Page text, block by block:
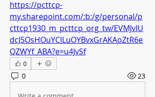
https://pcttcp-
my.sharepoint.com/:b:/g/personal/p
cttcp1930_m_pcttcp_org_tw/EVMJvIU
dcJ5OsHOuYClLuOYBvxGrAKAoZtR6e
QZWYf_ABA?e=u4JvSf
0
0 23